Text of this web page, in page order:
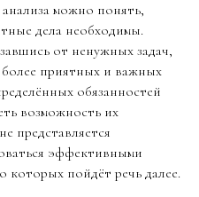
можно понять,
дела необходимы.
от ненужных задач,
приятных и важных
обязанностей
возможность их
представляется
эффективными
которых пойдёт речь далее.